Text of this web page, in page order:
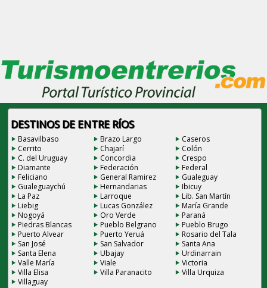
DESTINOS DE ENTRE RÍOS
Basavilbaso Brazo Largo
Caseros
Cerrito
Chajarí
Colón
C. del Uruguay
Concordia
Crespo
Diamante
Federación
Federal
Feliciano
General Ramirez
Gualeguay
Gualeguaychú
Hernandarias
Ibicuy
La Paz
Larroque
Lib. San Martín
Liebig
Lucas González
María Grande
Nogoyá
Oro Verde
Paraná
Piedras Blancas
Pueblo Belgrano
Pueblo Brugo
Puerto Alvear
Puerto Yeruá
Rosario del Tala
San José
San Salvador
Santa Ana
Santa Elena
Ubajay
Urdinarrain
Valle María
Viale
Victoria
Villa Elisa
Villa Paranacito
Villa Urquiza
Villaguay